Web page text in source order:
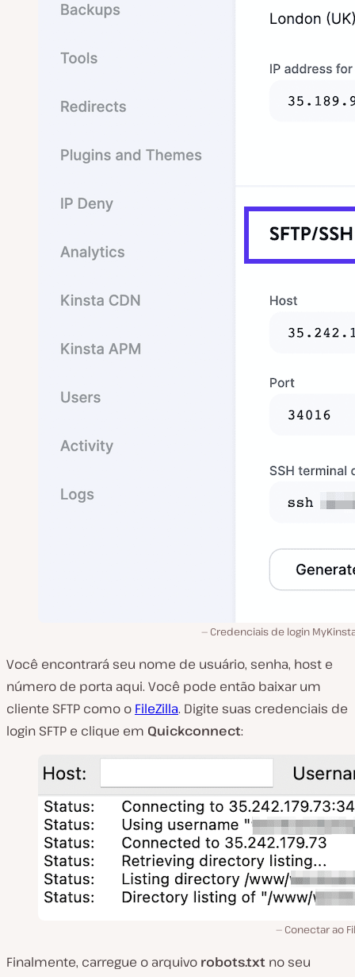
Credenciais de login MyKinsta
Você encontrará seu nome de usuário, senha, host e
número de porta aqui. Você pode então baixar um
cliente SFTP como o FileZilla. Digite suas credenciais de
login SFTP e clique em Quickconnect:
Conectar ao
Finalmente, carregue o arquivo robots.txt no seu